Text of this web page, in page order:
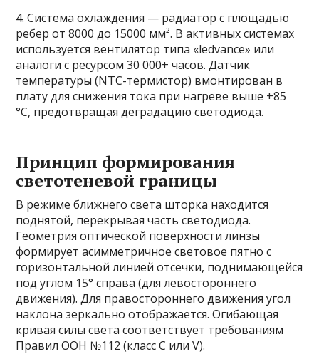
4. Система охлаждения — радиатор с площадью
ребер от 8000 до 15000 мм². В активных системах
используется вентилятор типа «ledvance» или
аналоги с ресурсом 30 000+ часов. Датчик
температуры (NTC-термистор) вмонтирован в
плату для снижения тока при нагреве выше +85
°C, предотвращая деградацию светодиода.
Принцип формирования
светотеневой границы
В режиме ближнего света шторка находится
поднятой, перекрывая часть светодиода.
Геометрия оптической поверхности линзы
формирует асимметричное световое пятно с
горизонтальной линией отсечки, поднимающейся
под углом 15° справа (для левостороннего
движения). Для правостороннего движения угол
наклона зеркально отображается. Огибающая
кривая силы света соответствует требованиям
Правил ООН №112 (класс C или V).